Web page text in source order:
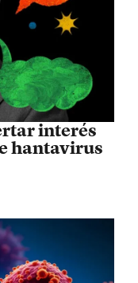
interés
hantavirus